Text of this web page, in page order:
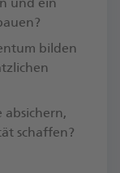
bilden
absichern,
schaffen?